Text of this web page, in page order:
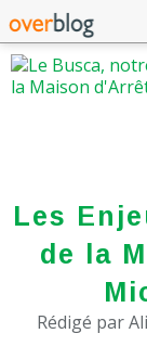
Les
de la
Rédigé par